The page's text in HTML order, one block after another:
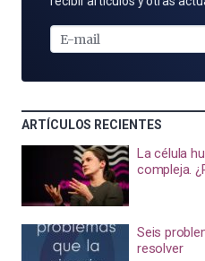
MAIL
ARTÍCULOS RECIENTES
La célula
compleja.
Seis
resolver